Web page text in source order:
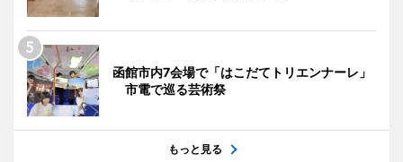
函館市内7会場で「はこだてトリエンナーレ」
市電で巡る芸術祭
もっと見る